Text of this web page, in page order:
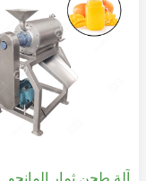
آلة طحن ثمار المانجو